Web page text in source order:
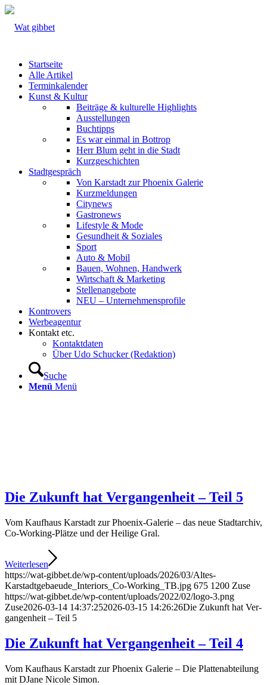
Startseite
Alle Artikel
Terminkalender
Kunst & Kultur
Beiträge & kulturelle Highlights
Ausstellungen
Buchtipps
Es war einmal in Bottrop
Herr Blum geht in die Stadt
Kurzgeschichten
Stadtgespräch
Von Karstadt zur Phoenix Galerie
Kurzmeldungen
Citynews
Gastronews
Lifestyle & Mode
Gesundheit & Soziales
Sport
Auto & Mobil
Bauen, Wohnen, Handwerk
Wirtschaft & Marketing
Stellenangebote
NEU – Unternehmens­profile
Kontrovers
Werbeagentur
Kontakt etc.
Kontaktdaten
Über Udo Schucker (Redaktion)
Suche
Menü Menü
Die Zukunft hat Ver­gangenheit – Teil 5
Vom Kaufhaus Karstadt zur Phoenix-Galerie – das neue Stadtarchiv,
Co-Working-Plätze und der Heilige Gral.
Weiterlesen
https://wat-gibbet.de/wp-content/uploads/2026/03/Altes-
Karstadtgebaeude_Interiors_Co-Working_TB.jpg 675 1200 Zuse
https://wat-gibbet.de/wp-content/uploads/2022/02/logo-3.png
Zuse2026-03-14 14:37:252026-03-15 14:26:26Die Zukunft hat Ver­
gangenheit – Teil 5
Die Zukunft hat Ver­gangenheit – Teil 4
Vom Kaufhaus Karstadt zur Phoenix Galerie – Die Plattenabteilung
mit DJane Nicole Simon.